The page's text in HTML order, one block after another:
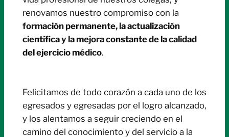
renovamos nuestro compromiso con la
formación permanente, la actualización
científica y la mejora constante de la calidad
del ejercicio médico.
Felicitamos de todo corazón a cada uno de los
egresados y egresadas por el logro alcanzado,
y los alentamos a seguir creciendo en el
camino del conocimiento y del servicio a la